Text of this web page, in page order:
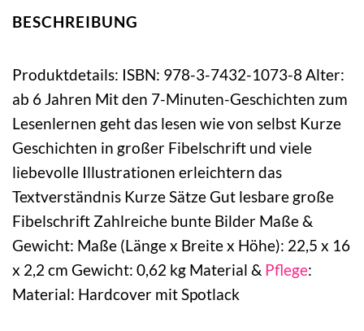
BESCHREIBUNG
Produktdetails: ISBN: 978-3-7432-1073-8 Alter:
ab 6 Jahren Mit den 7-Minuten-Geschichten zum
Lesenlernen geht das lesen wie von selbst Kurze
Geschichten in großer Fibelschrift und viele
liebevolle Illustrationen erleichtern das
Textverständnis Kurze Sätze Gut lesbare große
Fibelschrift Zahlreiche bunte Bilder Maße &
Gewicht: Maße (Länge x Breite x Höhe): 22,5 x 16
x 2,2 cm Gewicht: 0,62 kg Material & Pflege:
Material: Hardcover mit Spotlack